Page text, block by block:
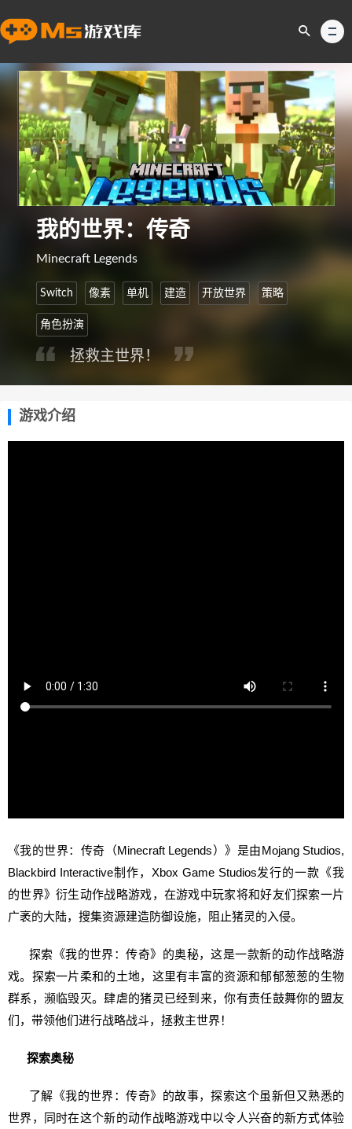
我的世界：传奇
Minecraft Legends
Switch 像素 单机 建造 开放世界 策略
角色扮演
拯救主世界！
游戏介绍
《我的世界：传奇（Minecraft Legends）》是由Mojang Studios,
Blackbird Interactive制作，Xbox Game Studios发行的一款《我
的世界》衍生动作战略游戏，在游戏中玩家将和好友们探索一片
广袤的大陆，搜集资源建造防御设施，阻止猪灵的入侵。
探索《我的世界：传奇》的奥秘，这是一款新的动作战略游
戏。探索一片柔和的土地，这里有丰富的资源和郁郁葱葱的生物
群系，濒临毁灭。肆虐的猪灵已经到来，你有责任鼓舞你的盟友
们，带领他们进行战略战斗，拯救主世界！
探索奥秘
了解《我的世界：传奇》的故事，探索这个虽新但又熟悉的
世界，同时在这个新的动作战略游戏中以令人兴奋的新方式体验